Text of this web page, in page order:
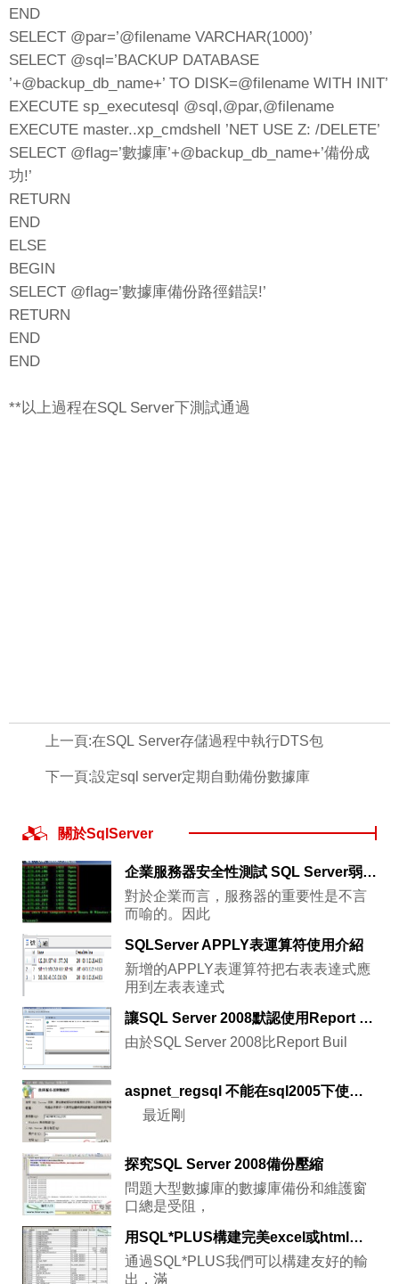
END
SELECT @par=’@filename VARCHAR(1000)’
SELECT @sql=’BACKUP DATABASE
’+@backup_db_name+’ TO DISK=@filename WITH INIT’
EXECUTE sp_executesql @sql,@par,@filename
EXECUTE master..xp_cmdshell ’NET USE Z: /DELETE’
SELECT @flag=’數據庫’+@backup_db_name+’備份成
功!’
RETURN
END
ELSE
BEGIN
SELECT @flag=’數據庫備份路徑錯誤!’
RETURN
END
END
**以上過程在SQL Server下測試通過
上一頁:在SQL Server存儲過程中執行DTS包
下一頁:設定sql server定期自動備份數據庫
關於SqlServer
企業服務器安全性測試 SQL Server弱口令測試
對於企業而言，服務器的重要性是不言
而喻的。因此
SQLServer APPLY表運算符使用介紹
新增的APPLY表運算符把右表表達式應
用到左表表達式
讓SQL Server 2008默認使用Report Builder 2.0做報表設計器
由於SQL Server 2008比Report Buil
aspnet_regsql 不能在sql2005下使用的解決
最近剛
探究SQL Server 2008備份壓縮
問題大型數據庫的數據庫備份和維護窗
口總是受阻，
用SQL*PLUS構建完美excel或html輸出
通過SQL*PLUS我們可以構建友好的輸
出，滿